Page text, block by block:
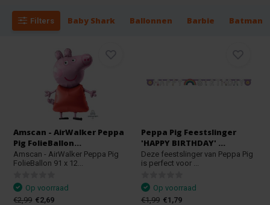
Filters Baby Shark Ballonnen Barbie Batman
Amscan - AirWalker Peppa
Pig FolieBallon...
Amscan - AirWalker Peppa Pig
FolieBallon 91 x 12...
Op voorraad
€2,99 €2,69
Peppa Pig Feestslinger
'HAPPY BIRTHDAY' ...
Deze feestslinger van Peppa Pig
is perfect voor ...
Op voorraad
€1,99 €1,79